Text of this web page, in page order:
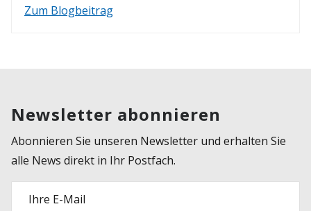
Zum Blogbeitrag
Newsletter abonnieren
Abonnieren Sie unseren Newsletter und erhalten Sie
alle News direkt in Ihr Postfach.
Ihre E-Mail